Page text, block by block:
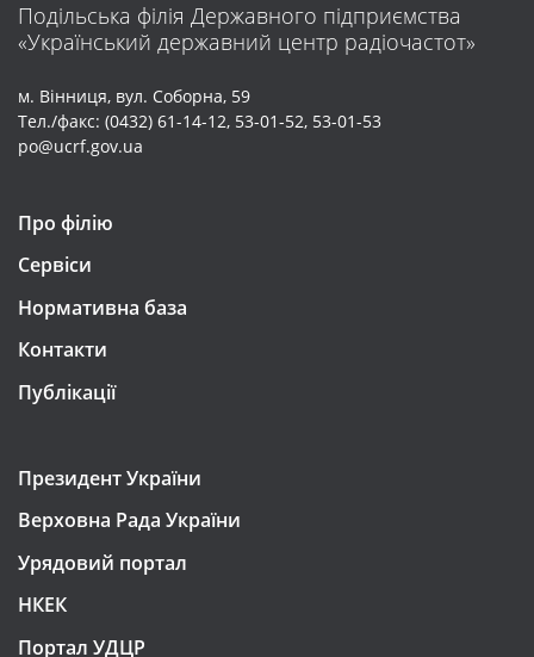
Подільська філія Державного підприємства
«Український державний центр радіочастот»
м. Вінниця, вул. Соборна, 59
Тел./факс: (0432) 61-14-12, 53-01-52, 53-01-53
po@ucrf.gov.ua
Про філію
Сервіси
Нормативна база
Контакти
Публікації
Президент України
Верховна Рада України
Урядовий портал
НКЕК
Портал УДЦР